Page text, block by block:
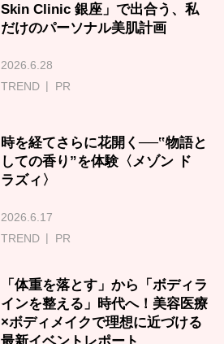
Skin Clinic 銀座」で出合う、私
だけのパーソナル美肌計画
2026.6.28
TREND
PR
時を経てさらに花開く──‟物語と
しての香り”を体験〈メゾン ド
ラズィ〉
2026.6.17
TREND
PR
「体重を落とす」から「ボディラ
インを整える」時代へ！美容医療
×ボディメイクで理想に近づける